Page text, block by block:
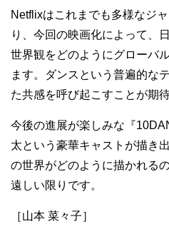
Netflixはこれまでも多様なジ
り、今回の映画化によって、
世界観をどのようにグローバ
ます。ダンスという普遍的な
た共感を呼び起こすことが期
今後の進展が楽しみな『
太という豪華キャストが描き
の世界がどのように描かれる
遠しい限りです。
［山本 菜々子］